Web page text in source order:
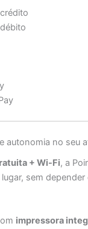
autonomia no seu
+ Wi-Fi, a
sem depender
impressora